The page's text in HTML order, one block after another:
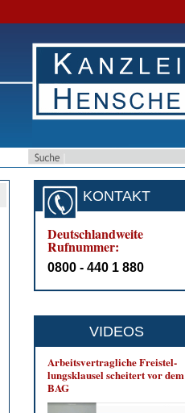
KONTAKT
Deutschlandweite
Rufnummer:
0800 - 440 1 880
VIDEOS
Ar­beits­ver­trag­li­che Frei­stel­
lungs­klau­sel schei­tert vor dem
BAG